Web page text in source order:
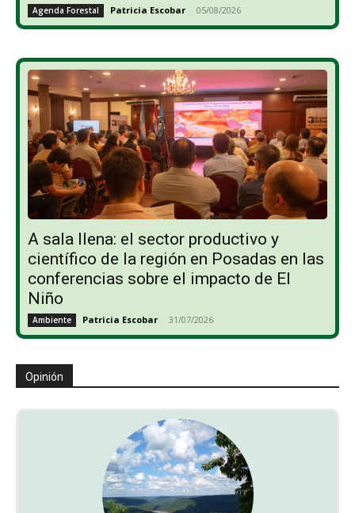
Agenda Forestal Patricia Escobar - 05/08/2026
A sala llena: el sector productivo y
científico de la región en Posadas en las
conferencias sobre el impacto de El
Niño
Ambiente Patricia Escobar - 31/07/2026
Opinión